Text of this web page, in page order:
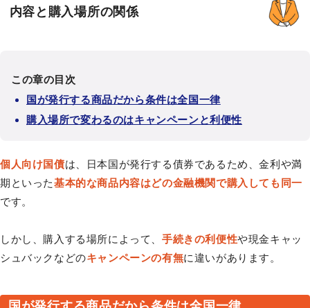
内容と購入場所の関係
この章の目次
国が発行する商品だから条件は全国一律
購入場所で変わるのはキャンペーンと利便性
個人向け国債は、日本国が発行する債券であるため、金利や満
期といった基本的な商品内容はどの金融機関で購入しても同一
です。
しかし、購入する場所によって、 手続きの利便性や現金キャッ
シュバックなどのキャンペーンの有無に違いがあります。